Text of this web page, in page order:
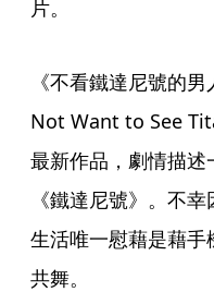
片。
《不看鐵達尼號的
Not Want to See
最新作品，劇情描
《鐵達尼號》。不
生活唯一慰藉是藉
共舞。